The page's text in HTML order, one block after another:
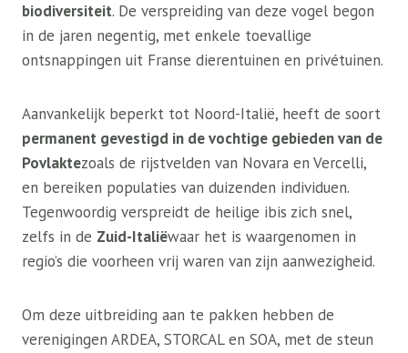
biodiversiteit. De verspreiding van deze vogel begon
in de jaren negentig, met enkele toevallige
ontsnappingen uit Franse dierentuinen en privétuinen.
Aanvankelijk beperkt tot Noord-Italië, heeft de soort
permanent gevestigd in de vochtige gebieden van de
Povlaktezoals de rijstvelden van Novara en Vercelli,
en bereiken populaties van duizenden individuen.
Tegenwoordig verspreidt de heilige ibis zich snel,
zelfs in de Zuid-Italiëwaar het is waargenomen in
regio’s die voorheen vrij waren van zijn aanwezigheid.
Om deze uitbreiding aan te pakken hebben de
verenigingen ARDEA, STORCAL en SOA, met de steun